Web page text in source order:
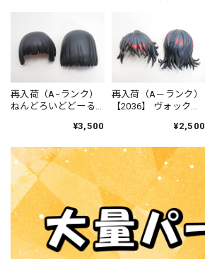
再入荷（A−ランク）
ねんどろいどどーる
パーツ ボブヘアー¥3,500
再入荷（A－ランク）
【2036】 ヴォック
セミロング ねんど
¥2,500